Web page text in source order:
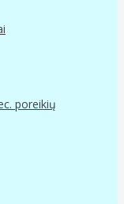
poreikių